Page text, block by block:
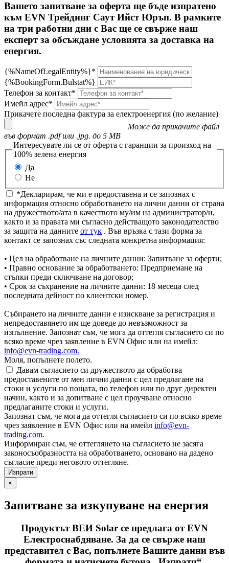
Вашето запитване за оферта ще бъде изпратено
към EVN Трейдинг Саут Ийст Юръп. В рамките
на три работни дни с Вас ще се свърже наш
експерт за обсъждане условията за доставка на
енергия.
{%NameOfLegalEntity%}*
{%BookingForm.Bulstat%}
Телефон за контакт*
Имейл адрес*
Прикачете последна фактура за електроенергия (по желание)
Може да прикачите файл
във формат .pdf или .jpg. до 5 MB
Интересувате ли се от оферта с гаранции за произход на
100% зелена енергия
Да
Не
*Декларирам, че ми е предоставена и се запознах с
информация относно обработването на лични данни от страна
на дружеството/ата в качеството му/им на администратор/и,
както и за правата ми съгласно действащото законодателство
за защита на данните от тук . Във връзка с тази форма за
контакт се запознах със следната конкретна информация:
• Цел на обработване на личните данни: Запитване за оферти;
• Правно основание за обработването: Предприемане на
стъпки преди сключване на договор;
• Срок за съхранение на личните данни: 18 месеца след
последната дейност по клиентски номер.
Събирането на личните данни е изискване за регистрация и
непредоставянето им ще доведе до невъзможност за
изпълнение. Запознат съм, че мога да оттегля съгласието си по
всяко време чрез заявление в EVN Офис или на имейл:
info@evn-trading.com.
Моля, попълнете полето.
Давам съгласието си дружеството да обработва
предоставените от мен лични данни с цел предлагане на
стоки и услуги по пощата, по телефон или по друг директен
начин, както и за допитване с цел проучване относно
предлаганите стоки и услуги.
Запознат съм, че мога да оттегля съгласието си по всяко време
чрез заявление в EVN Офис или на имейл info@evn-
trading.com.
Информиран съм, че оттеглянето на съгласието не засяга
законосъобразността на обработването, основано на дадено
съгласие преди неговото оттегляне.
×
Запитване за изкупуване на енергия
Продуктът ВЕИ Solar се предлага от EVN
Електроснабдяване. За да се свърже наш
представител с Вас, попълнете Вашите данни във